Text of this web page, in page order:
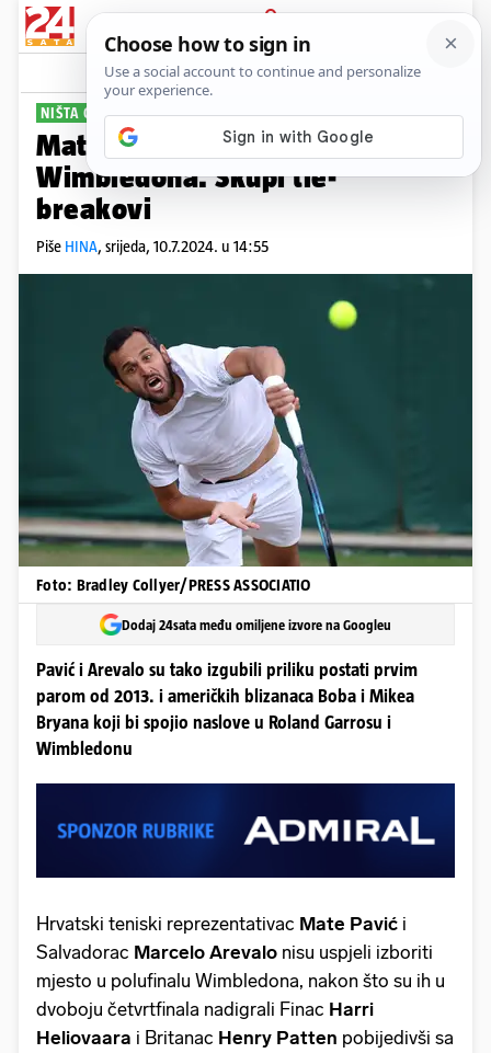
PRIJAVA
Sport Komentari
NIŠTA OD NOVE TITULE
Mate Pavić ispao u četvrtfinalu
Wimbledona. Skupi tie-
breakovi
Piše HINA, srijeda, 10.7.2024. u 14:55
Foto: Bradley Collyer/PRESS ASSOCIATIO
Dodaj 24sata među omiljene izvore na Googleu
Pavić i Arevalo su tako izgubili priliku postati prvim
parom od 2013. i američkih blizanaca Boba i Mikea
Bryana koji bi spojio naslove u Roland Garrosu i
Wimbledonu
Hrvatski teniski reprezentativac Mate Pavić i
Salvadorac Marcelo Arevalo nisu uspjeli izboriti
mjesto u polufinalu Wimbledona, nakon što su ih u
dvoboju četvrtfinala nadigrali Finac Harri
Heliovaara i Britanac Henry Patten pobijedivši sa